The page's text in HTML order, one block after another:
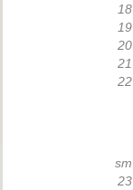
18
19
20
21
22
sm
23